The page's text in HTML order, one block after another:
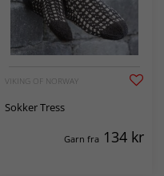
VIKING OF NORWAY
Sokker Tress
Garn fra 134 kr